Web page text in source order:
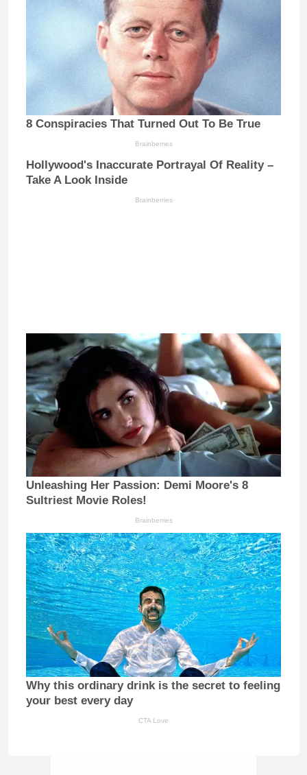
8 Conspiracies That Turned Out To Be True
Brainberries
Hollywood's Inaccurate Portrayal Of Reality –
Take A Look Inside
Brainberries
Unleashing Her Passion: Demi Moore's 8
Sultriest Movie Roles!
Brainberries
Why this ordinary drink is the secret to feeling
your best every day
CTA Love